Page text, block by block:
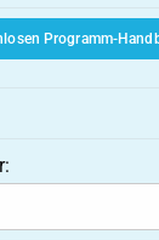
Programm-